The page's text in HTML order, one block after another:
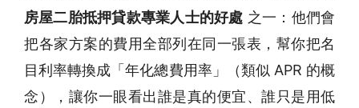
房屋二胎抵押貸款專業人士的好處 之一：他們會
把各家方案的費用全部列在同一張表，幫你把名
目利率轉換成「年化總費用率」（類似 APR 的概
念），讓你一眼看出誰是真的便宜、誰只是用低